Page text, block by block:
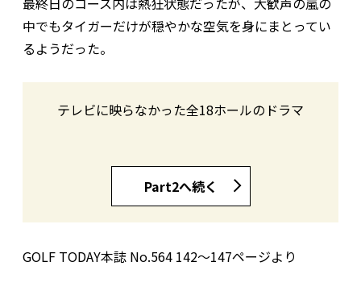
中でもタイガーだけが穏やかな空気を身にまとってい
るようだった。
テレビに映らなかった全18ホールのドラマ
Part2へ続く
GOLF TODAY本誌 No.564 142〜147ページより